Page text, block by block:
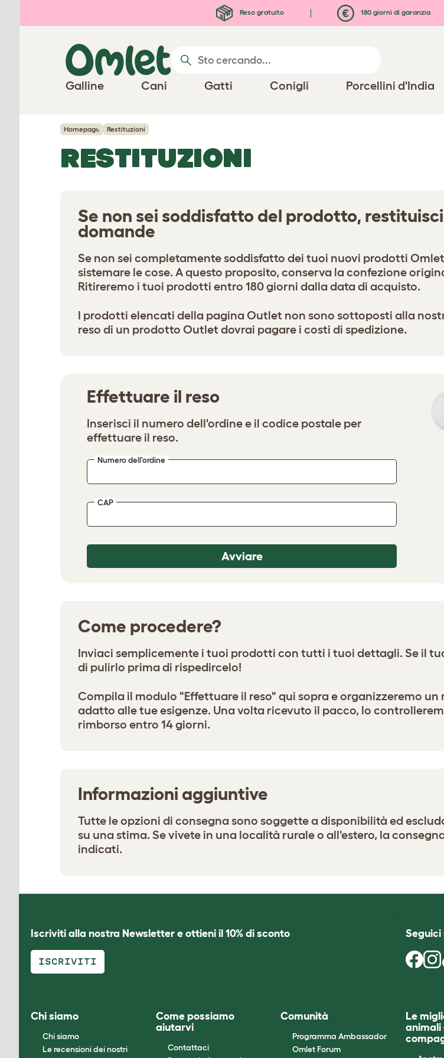
Reso gratuito 180 giorni di garanzia
Galline Cani Gatti Conigli Porcellini d'India
Homepage Restituzioni
RESTITUZIONI
Se non sei soddisfatto del prodotto,
domande
Se non sei completamente soddisfatto dei tuoi nuovi prodotti
sistemare le cose. A questo proposito, conserva la confezione
Ritireremo i tuoi prodotti entro 180 giorni dalla data di acquisto.
I prodotti elencati della pagina Outlet non sono sottoposti alla
reso di un prodotto Outlet dovrai pagare i costi di spedizione.
Effettuare il reso
Inserisci il numero dell'ordine e il codice postale per
effettuare il reso.
Numero dell'ordine
CAP
Avviare
Come procedere?
Inviaci semplicemente i tuoi prodotti con tutti i tuoi dettagli. Se il
di pulirlo prima di rispedircelo!
Compila il modulo "Effettuare il reso" qui sopra e organizzeremo
adatto alle tue esigenze. Una volta ricevuto il pacco, lo
rimborso entro 14 giorni.
Informazioni aggiuntive
Tutte le opzioni di consegna sono soggette a disponibilità ed
su una stima. Se vivete in una località rurale o all'estero, la
indicati.
Iscriviti alla nostra Newsletter e ottieni il 10% di sconto
ISCRIVITI
Seguici
Chi siamo
Chi siamo
Le recensioni dei nostri
Come possiamo
aiutarvi
Contattaci
Comunità
Programma Ambassador
Omlet Forum
Le
animali